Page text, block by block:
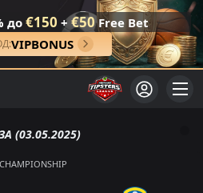
до €150 + €50Free Bet
VIPBONUS
(03.05.2025)
CHAMPIONSHIP